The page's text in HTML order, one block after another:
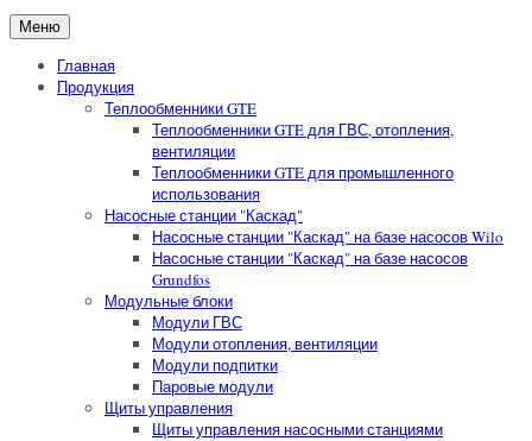
Меню
Главная
Продукция
Теплообменники GTE
Теплообменники GTE для ГВС, отопления,
вентиляции
Теплообменники GTE для промышленного
использования
Насосные станции "Каскад"
Насосные станции "Каскад" на базе насосов Wilo
Насосные станции "Каскад" на базе насосов
Grundfos
Модульные блоки
Модули ГВС
Модули отопления, вентиляции
Модули подпитки
Паровые модули
Щиты управления
Щиты управления насосными станциями